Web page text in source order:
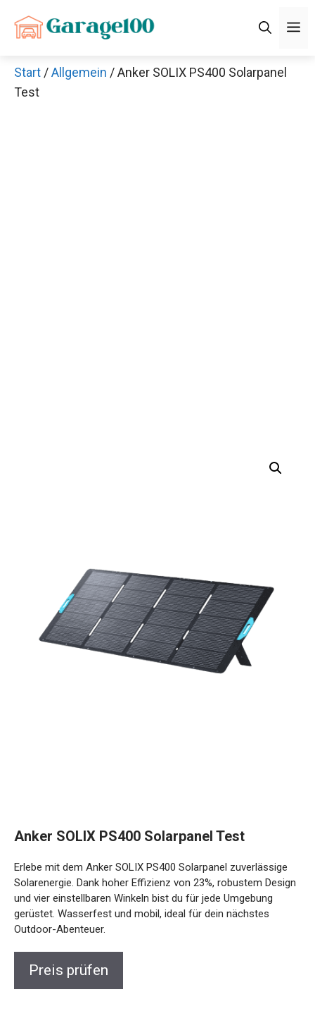
Inhalt
Start /Allgemein / Anker SOLIX PS400 Solarpanel
Test
Anker SOLIX PS400 Solarpanel Test
Erlebe mit dem Anker SOLIX PS400 Solarpanel zuverlässige
Solarenergie. Dank hoher Effizienz von 23%, robustem Design
und vier einstellbaren Winkeln bist du für jede Umgebung
gerüstet. Wasserfest und mobil, ideal für dein nächstes
Outdoor-Abenteuer.
Preis prüfen